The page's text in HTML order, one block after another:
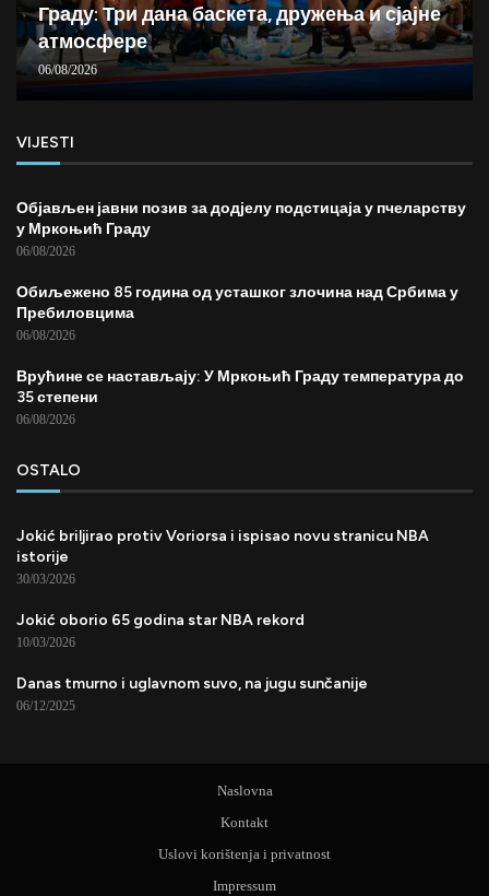
Граду: Три дана баскета, дружења и сјајне
атмосфере
06/08/2026
VIJESTI
Објављен јавни позив за додјелу подстицаја у пчеларству
у Мркоњић Граду
06/08/2026
Обиљежено 85 година од усташког злочина над Србима у
Пребиловцима
06/08/2026
Врућине се настављају: У Мркоњић Граду температура до
35 степени
06/08/2026
OSTALO
Jokić briljirao protiv Voriorsa i ispisao novu stranicu NBA
istorije
30/03/2026
Jokić oborio 65 godina star NBA rekord
10/03/2026
Danas tmurno i uglavnom suvo, na jugu sunčanije
06/12/2025
Naslovna
Kontakt
Uslovi korištenja i privatnost
Impressum